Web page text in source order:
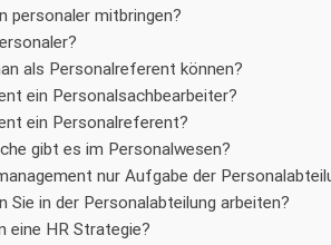
personaler mitbringen?
als Personalreferent können?
ein Personalsachbearbeiter?
ein Personalreferent?
gibt es im Personalwesen?
nur Aufgabe der
Sie in der Personalabteilung arbeiten?
eine HR Strategie?